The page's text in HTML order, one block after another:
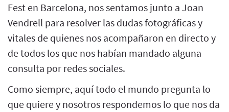
Fest en Barcelona, nos sentamos junto a Joan
Vendrell para resolver las dudas fotográficas y
vitales de quienes nos acompañaron en directo y
de todos los que nos habían mandado alguna
consulta por redes sociales.
Como siempre, aquí todo el mundo pregunta lo
que quiere y nosotros respondemos lo que nos da